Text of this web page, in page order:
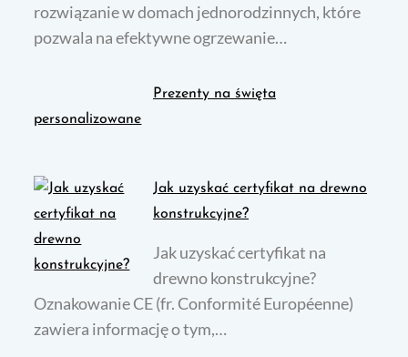
rozwiązanie w domach jednorodzinnych, które
pozwala na efektywne ogrzewanie…
Prezenty na święta
personalizowane
Jak uzyskać certyfikat na drewno
konstrukcyjne?
Jak uzyskać certyfikat na
drewno konstrukcyjne?
Oznakowanie CE (fr. Conformité Européenne)
zawiera informację o tym,…